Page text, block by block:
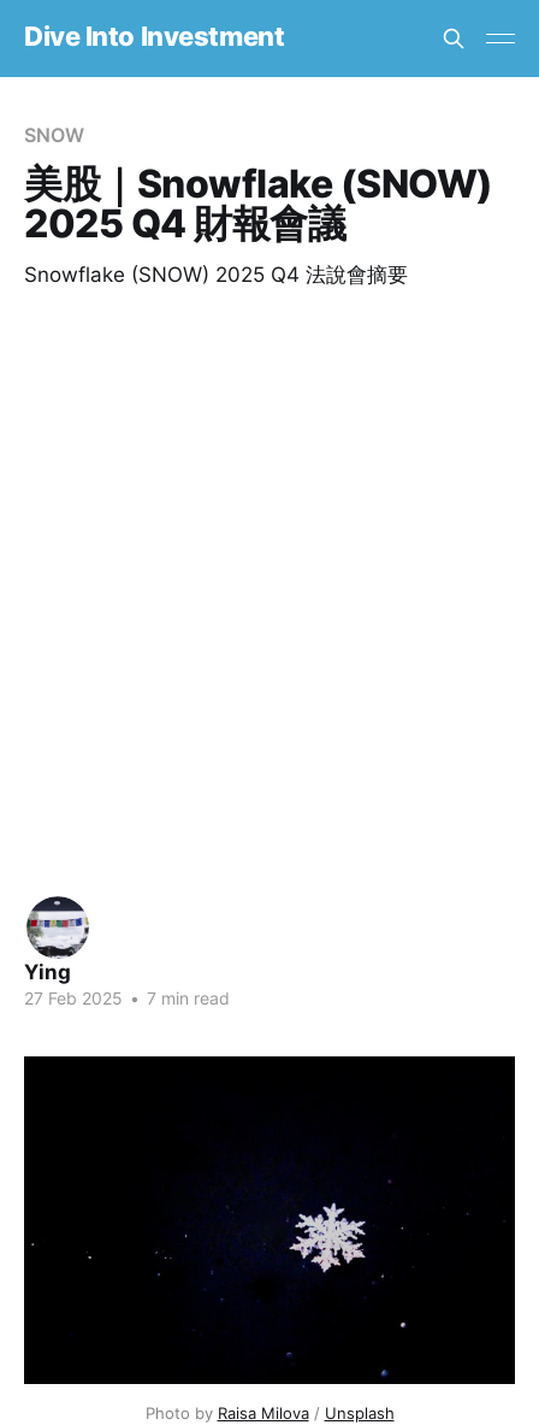
Dive Into Investment
SNOW
美股｜Snowflake (SNOW)
2025 Q4 財報會議
Snowflake (SNOW) 2025 Q4 法說會摘要
Ying
27 Feb 2025 • 7 min read
Photo by Raisa Milova / Unsplash